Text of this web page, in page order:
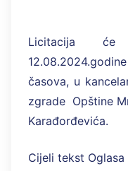
Licitacija
časova, u
zgrade Opštine
Karađorđevića.
Cijeli tekst